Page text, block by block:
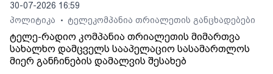
30-07-2026 16:59
პოლიტიკა
• ტელეკომპანია თრიალეთის განცხადებები
ტელე-რადიო კომპანია თრიალეთის მიმართვა
სახალხო დამცველს სააპელაციო სასამართლოს
მიერ განჩინების დამალვის შესახებ